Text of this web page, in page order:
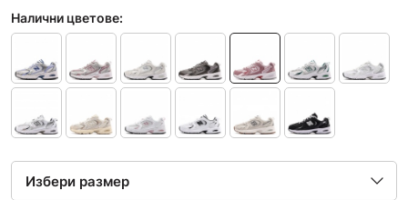
Налични цветове: